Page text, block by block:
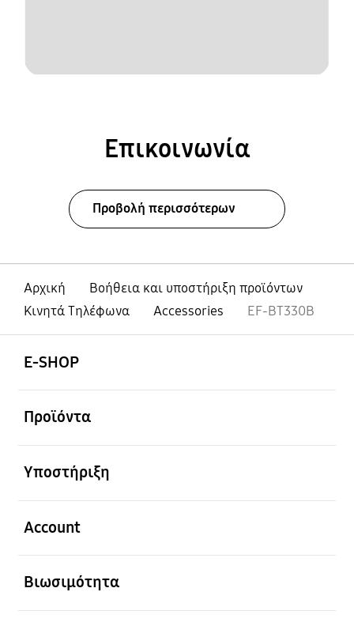
Επικοινωνία
Προβολή περισσότερων
Αρχική
Βοήθεια και υποστήριξη προϊόντων
Κινητά Τηλέφωνα
Accessories EF-BT330B
E-SHOP
Προϊόντα
Υποστήριξη
Account
Βιωσιμότητα